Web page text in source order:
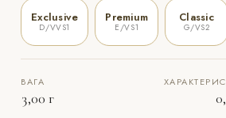
Exclusive
D/VVS1
Premium
E/VS1
Classic
G/VS2
ВАГА
3,00 г